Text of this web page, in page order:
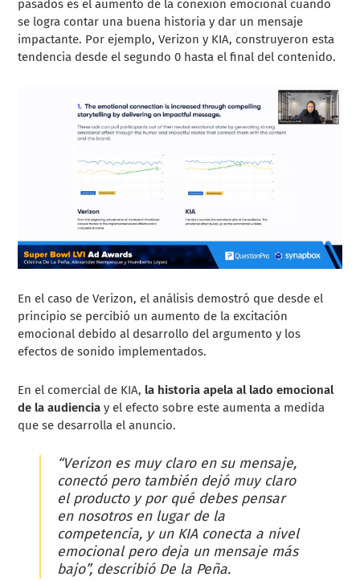
pasados es el aumento de la conexión emocional cuando
se logra contar una buena historia y dar un mensaje
impactante. Por ejemplo, Verizon y KIA, construyeron esta
tendencia desde el segundo 0 hasta el final del contenido.
En el caso de Verizon, el análisis demostró que desde el
principio se percibió un aumento de la excitación
emocional debido al desarrollo del argumento y los
efectos de sonido implementados.
En el comercial de KIA, la historia apela al lado emocional
de la audienciay el efecto sobre este aumenta a medida
que se desarrolla el anuncio.
“Verizon es muy claro en su mensaje,
conectó pero también dejó muy claro
el producto y por qué debes pensar
en nosotros en lugar de la
competencia, y un KIA conecta a nivel
emocional pero deja un mensaje más
bajo”, describió De la Peña.